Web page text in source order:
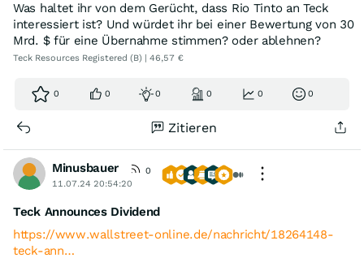
Was haltet ihr von dem Gerücht, dass Rio Tinto an Teck
interessiert ist? Und würdet ihr bei einer Bewertung von 30
Mrd. $ für eine Übernahme stimmen? oder ablehnen?
Teck Resources Registered (B) | 46,57 €
0 0 0 0 0 0
Zitieren
Minusbauer
0
11.07.24 20:54:20
Teck Announces Dividend
https://www.wallstreet-online.de/nachricht/18264148-
teck-ann…